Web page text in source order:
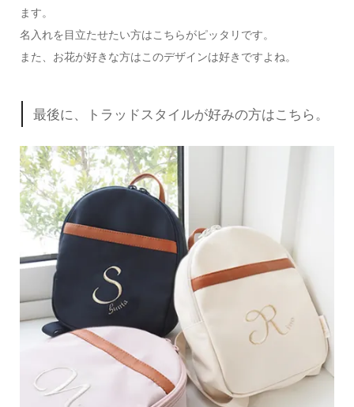
ます。
名入れを目立たせたい方はこちらがピッタリです。
また、お花が好きな方はこのデザインは好きですよね。
最後に、トラッドスタイルが好みの方はこちら。